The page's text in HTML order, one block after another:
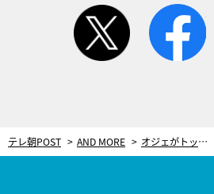
twitter
テレ朝POST AND MORE オジェがトップ浮上！トヨタは今年もトラブルに苦しむ【WRC：ラリー・メキシコDAY3結果】